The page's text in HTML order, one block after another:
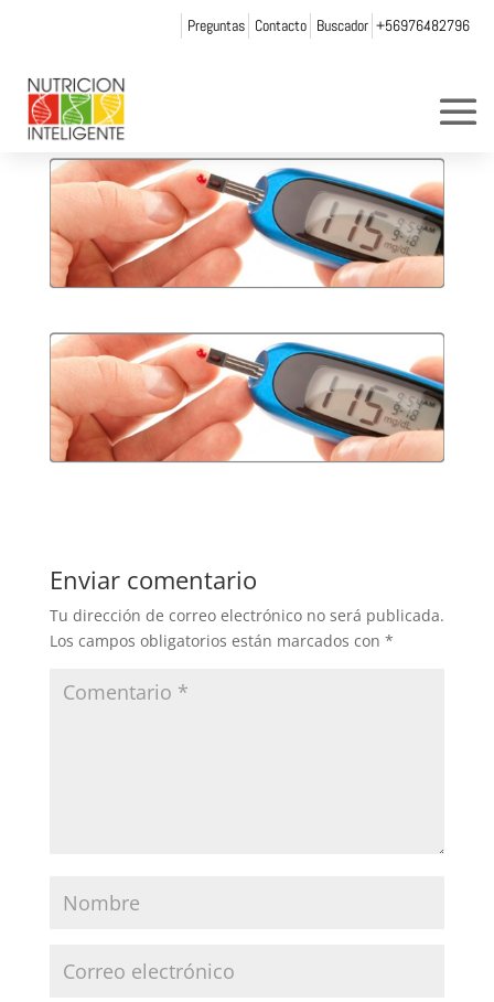
Preguntas Contacto Buscador +56976482796
diabetes2
porWeb Admin NI
Enviar comentario
Tu dirección de correo electrónico no será publicada.
Los campos obligatorios están marcados con *